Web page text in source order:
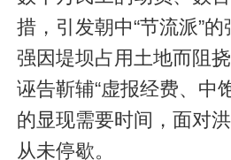
措，引发朝中“节流派”
强因堤坝占用土地而阻
诬告靳辅“虚报经费、中
的显现需要时间，面对
从未停歇。